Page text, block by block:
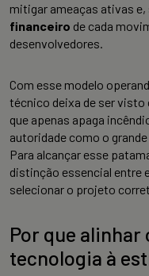
mitigar ameaças ativas
financeiro de cada
desenvolvedores.
Com esse modelo
técnico deixa de ser visto
que apenas apaga
autoridade como o
Para alcançar esse
distinção essencial entre
selecionar o projeto
Por que alinhar
tecnologia à